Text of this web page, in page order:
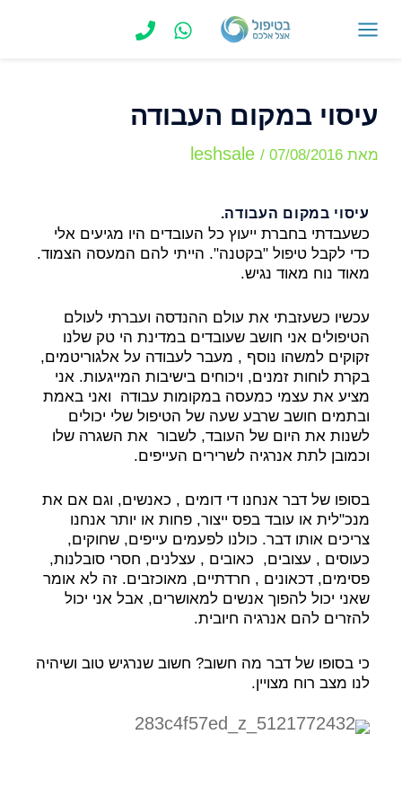
MAIN
עיסוי במקום העבודה
מאת leshsale / 07/08/2016
עיסוי במקום העבודה.
כשעבדתי בחברת ייעוץ כל העובדים היו מגיעים אלי
כדי לקבל טיפול "בקטנה". הייתי להם המעסה הצמוד.
מאוד נוח מאוד נגיש.
עכשיו כשעזבתי את עולם ההנדסה ועברתי לעולם
הטיפולים אני חושב שעובדים במדינת הי טק שלנו
זקוקים למשהו נוסף , מעבר לעבודה על אלגוריטמים,
בקרת לוחות זמנים, ויכוחים בישיבות המייגעות. אני
מציע את עצמי כמעסה במקומות עבודה ואני באמת
ובתמים חושב שרבע שעה של הטיפול שלי יכולים
לשנות את היום של העובד, לשבור את השגרה שלו
וכמובן לתת אנרגיה לשרירים העייפים.
בסופו של דבר אנחנו די דומים , כאנשים, וגם אם את
מנכ"לית או עובד בפס ייצור, פחות או יותר אנחנו
צריכים אותו דבר. כולנו לפעמים עייפים, שחוקים,
כעוסים , עצובים, כאובים , עצלנים, חסרי סובלנות,
פסימים, דכאונים , חרדתיים, מאוכזבים. זה לא אומר
שאני יכול להפוך אנשים למאושרים, אבל אני יכול
להזרים להם אנרגיה חיובית.
כי בסופו של דבר מה חשוב? חשוב שנרגיש טוב ושיהיה
לנו מצב רוח מצויין.